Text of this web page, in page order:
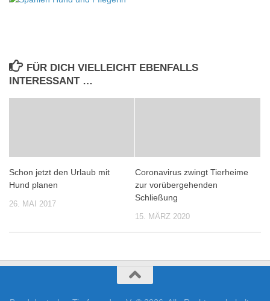
FÜR DICH VIELLEICHT EBENFALLS
INTERESSANT …
Schon jetzt den Urlaub mit
Hund planen
26. MAI 2017
Coronavirus zwingt Tierheime
zur vorübergehenden
Schließung
15. MÄRZ 2020